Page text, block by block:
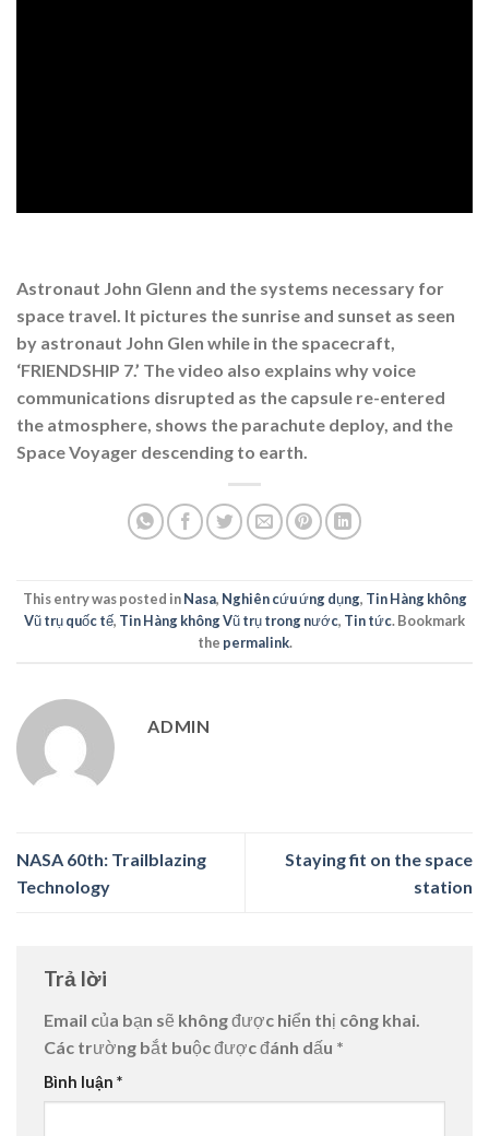
Astronaut John Glenn and the systems necessary for
space travel. It pictures the sunrise and sunset as seen
by astronaut John Glen while in the spacecraft,
‘FRIENDSHIP 7.’ The video also explains why voice
communications disrupted as the capsule re-entered
the atmosphere, shows the parachute deploy, and the
Space Voyager descending to earth.
This entry was posted inNasa, Nghiên cứu ứng dụng, Tin Hàng không
Vũ trụ quốc tế, Tin Hàng không Vũ trụ trong nước, Tin tức. Bookmark
the permalink.
ADMIN
NASA 60th: Trailblazing
Technology
Staying fit on the space
station
Trả lời
Email của bạn sẽ không được hiển thị công khai.
Các trường bắt buộc được đánh dấu *
Bình luận *